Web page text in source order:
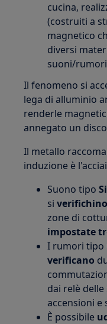
cucina,
(costruiti a
magnetico
diversi
suoni/
Il fenomeno si
lega di alluminio
renderle
annegato un
Il metallo
induzione è
Suono tipo
si
zone di
impostate
I rumori tipo
verificano
dai relè
accensioni e
È possibile